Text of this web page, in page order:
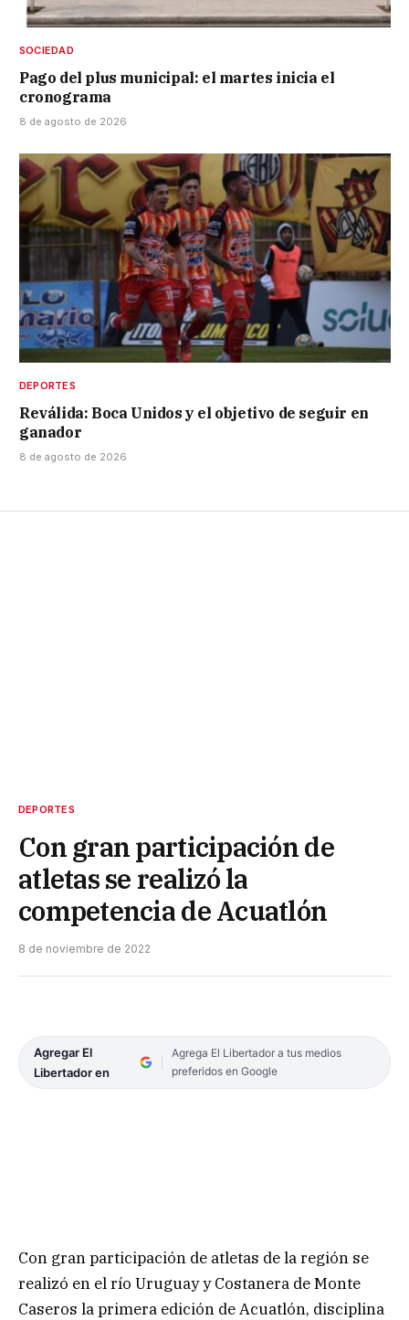
SOCIEDAD
Pago del plus municipal: el martes inicia el
cronograma
8 de agosto de 2026
DEPORTES
Reválida: Boca Unidos y el objetivo de seguir en
ganador
8 de agosto de 2026
DEPORTES
Con gran participación de
atletas se realizó la
competencia de Acuatlón
8 de noviembre de 2022
Agregar El
Libertador en
Agrega El Libertador a tus medios
preferidos en Google
Con gran participación de atletas de la región se
realizó en el río Uruguay y Costanera de Monte
Caseros la primera edición de Acuatlón, disciplina